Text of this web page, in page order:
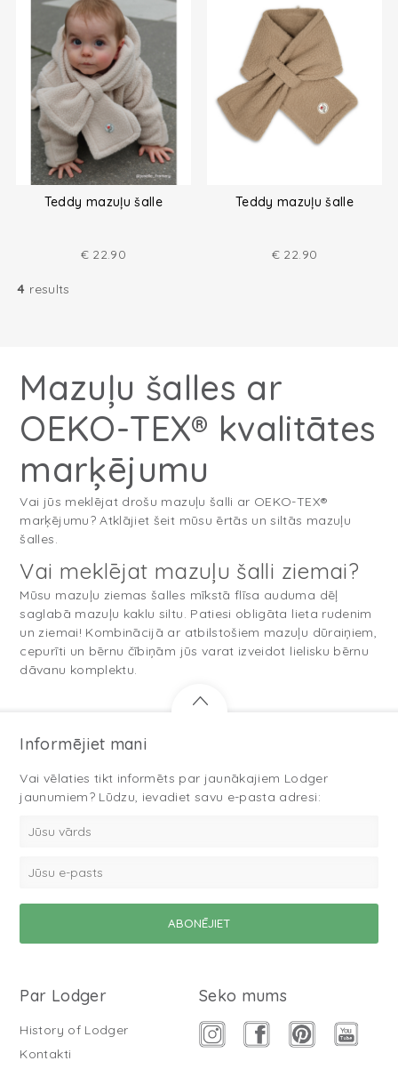
Teddy mazuļu šalle
€ 22.90
Teddy mazuļu šalle
€ 22.90
4 results
Mazuļu šalles ar
OEKO-TEX® kvalitātes
marķējumu
Vai jūs meklējat drošu mazuļu šalli ar OEKO-TEX®
marķējumu? Atklājiet šeit mūsu ērtās un siltās mazuļu
šalles.
Vai meklējat mazuļu šalli ziemai?
Mūsu mazuļu ziemas šalles mīkstā flīsa auduma dēļ
saglabā mazuļu kaklu siltu. Patiesi obligāta lieta rudenim
un ziemai! Kombinācijā ar atbilstošiem mazuļu dūraiņiem,
cepurīti un bērnu čībiņām jūs varat izveidot lielisku bērnu
dāvanu komplektu.
Informējiet mani
Vai vēlaties tikt informēts par jaunākajiem Lodger
jaunumiem? Lūdzu, ievadiet savu e-pasta adresi:
Par Lodger
History of Lodger
Kontakti
Seko mums